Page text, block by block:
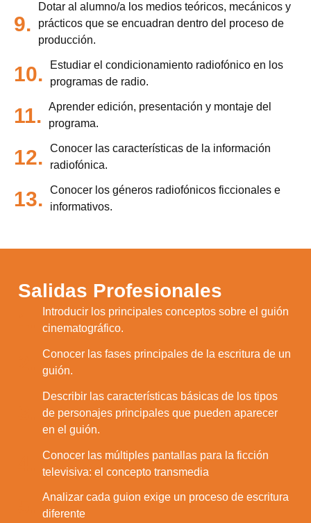
9.
Dotar al alumno/a los medios teóricos, mecánicos y
prácticos que se encuadran dentro del proceso de
producción.
10.
Estudiar el condicionamiento radiofónico en los
programas de radio.
11.
Aprender edición, presentación y montaje del
programa.
12.
Conocer las características de la información
radiofónica.
13.
Conocer los géneros radiofónicos ficcionales e
informativos.
Salidas Profesionales
Introducir los principales conceptos sobre el guión
cinematográfico.
Conocer las fases principales de la escritura de un
guión.
Describir las características básicas de los tipos
de personajes principales que pueden aparecer
en el guión.
Conocer las múltiples pantallas para la ficción
televisiva: el concepto transmedia
Analizar cada guion exige un proceso de escritura
diferente